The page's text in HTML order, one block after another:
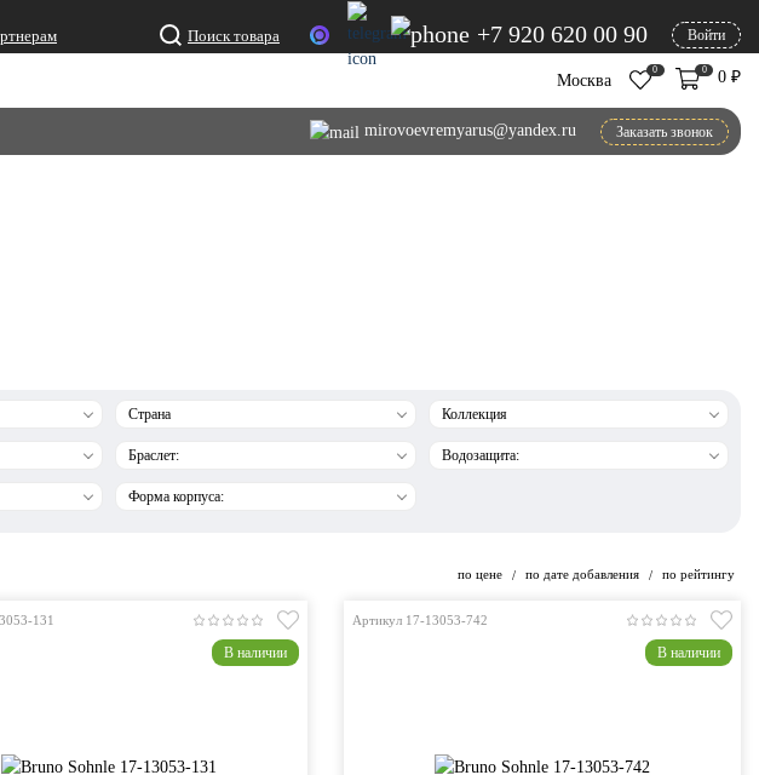
Поиск товара +7 920 620 00 90 Войти
Москва
0 0 0 ₽
mirovoevremyarus@yandex.ru Заказать звонок
Страна Коллекция
Браслет: Водозащита:
Форма корпуса:
по цене / по дате добавления / по рейтингу
131
В наличии
Артикул 17-13053-742
В наличии